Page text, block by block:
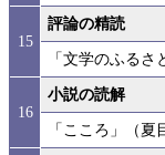
15
評論の精読
「文学のふる
16
小説の読解
「こころ」（